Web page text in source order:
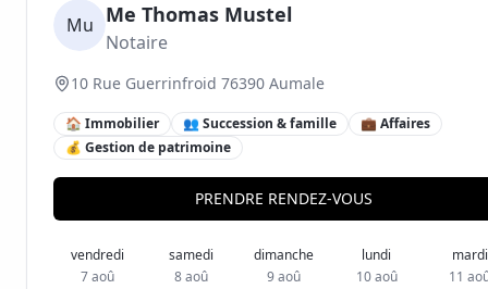
Mu Me Thomas Mustel
Notaire
10 Rue Guerrinfroid 76390 Aumale
🏠 Immobilier 👥 Succession & famille
💼 Affaires
💰 Gestion de patrimoine
PRENDRE RENDEZ-VOUS
vendredi
7 aoû
samedi
8 aoû
dimanche
9 aoû
lundi
10 aoû
mardi
11